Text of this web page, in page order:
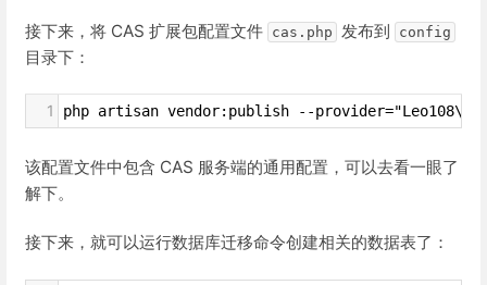
接下来，将 CAS 扩展包配置文件 cas.php 发布到 config
目录下：
1 php artisan vendor:publish --
该配置文件中包含 CAS 服务端的通用配置，可以去看一眼了
解下。
接下来，就可以运行数据库迁移命令创建相关的数据表了：